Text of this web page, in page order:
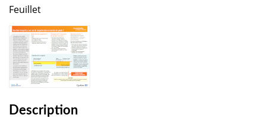
Feuillet
Description